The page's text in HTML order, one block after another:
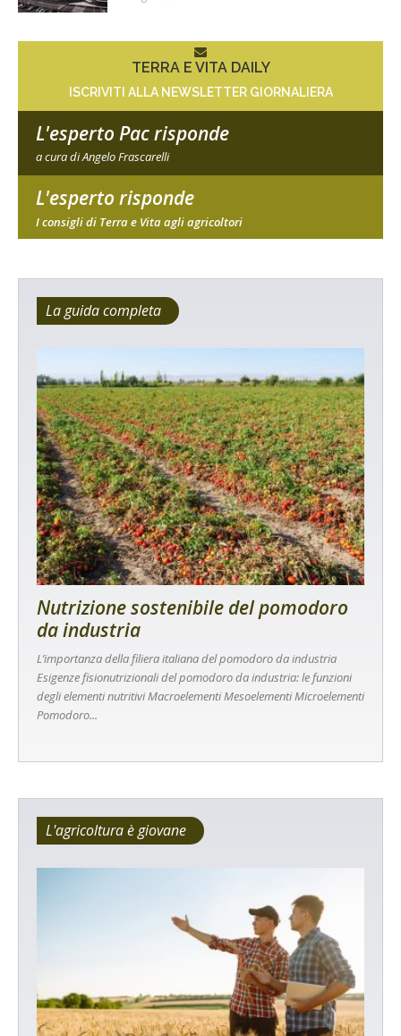
TERRA E VITA DAILY
ISCRIVITI ALLA NEWSLETTER GIORNALIERA
L'esperto Pac risponde
a cura di Angelo Frascarelli
L'esperto risponde
I consigli di Terra e Vita agli agricoltori
La guida completa
Nutrizione sostenibile del pomodoro
da industria
L’importanza della filiera italiana del pomodoro da industria
Esigenze fisionutrizionali del pomodoro da industria: le funzioni
degli elementi nutritivi Macroelementi Mesoelementi Microelementi
Pomodoro...
L'agricoltura è giovane